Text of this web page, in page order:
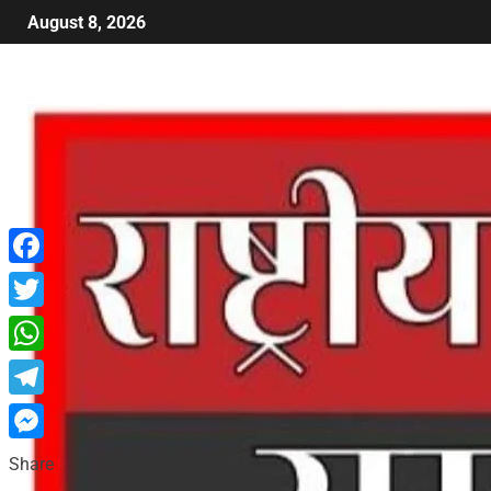
August 8, 2026
Facebook
Twitter
WhatsApp
Telegram
Messenger
Share